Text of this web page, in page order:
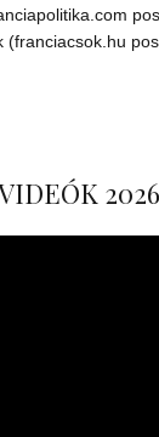
(franciacsok.hu
2026